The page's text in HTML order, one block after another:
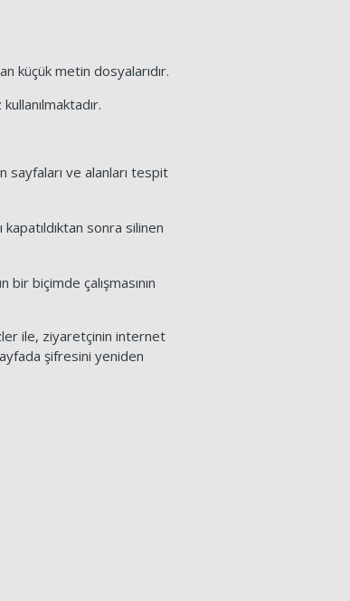
küçük metin dosyalarıdır.
sayfaları ve alanları tespit
sonra silinen
biçimde çalışmasının
ile, ziyaretçinin internet
şifresini yeniden